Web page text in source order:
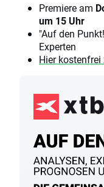
Premiere am
um 15 Uhr
"Auf den
Experten
Hier